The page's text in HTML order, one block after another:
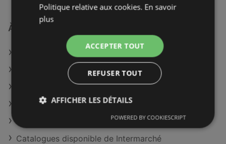
À découvrir aussi
Offres de Intermarché Hyper
Offres de naturéO
Offres de Colruyt
Catalogues disponible de Netto
Catalogues disponible de Metro
Catalogues disponible de Intermarché
Politique relative aux cookies. En savoir
plus
ACCEPTER TOUT
REFUSER TOUT
AFFICHER LES DÉTAILS
POWERED BY COOKIESCRIPT